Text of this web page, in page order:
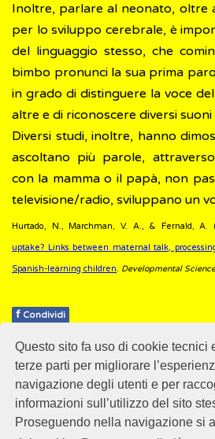
Questo sito fa uso di cookie tecnici
terze parti per migliorare
navigazione degli utenti e per
informazioni sull’utilizzo del sito
Proseguendo nella navigazione si
Inoltre, parlare al neonato, oltre
per lo sviluppo cerebrale, è
del linguaggio stesso, che
bimbo pronunci la sua prima
in grado di distinguere la voce
altre e di riconoscere diversi suoni
Diversi studi, inoltre, hanno
ascoltano più parole,
con la mamma o il papà, non
televisione/radio, sviluppano un
Hurtado, N., Marchman, V. A., & Fernald, A.
uptake? Links between maternal talk,
Spanish-learning children. Developmental Science
f Condividi
Pubblicato: 28 Febbraio 2018